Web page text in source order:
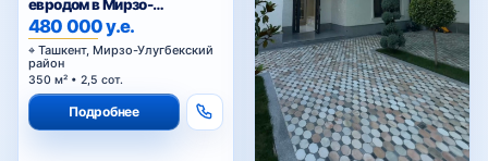
евродом в Мирзо-
Улугбекском районе
480 000 у.е.
Ташкент, Мирзо-Улугбекский
район
350 м² • 2,5 сот.
Подробнее